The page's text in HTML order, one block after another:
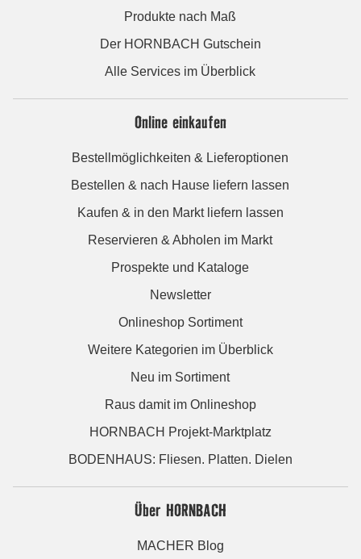
Produkte nach Maß
Der HORNBACH Gutschein
Alle Services im Überblick
Online einkaufen
Bestellmöglichkeiten & Lieferoptionen
Bestellen & nach Hause liefern lassen
Kaufen & in den Markt liefern lassen
Reservieren & Abholen im Markt
Prospekte und Kataloge
Newsletter
Onlineshop Sortiment
Weitere Kategorien im Überblick
Neu im Sortiment
Raus damit im Onlineshop
HORNBACH Projekt-Marktplatz
BODENHAUS: Fliesen. Platten. Dielen
Über HORNBACH
MACHER Blog